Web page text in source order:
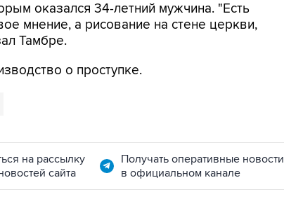
оказался 34-летний мужчина. "Есть
мнение, а рисование на стене церкви,
Тамбре.
о проступке.
на рассылку
сайта
Получать оперативные новости
в официальном канале